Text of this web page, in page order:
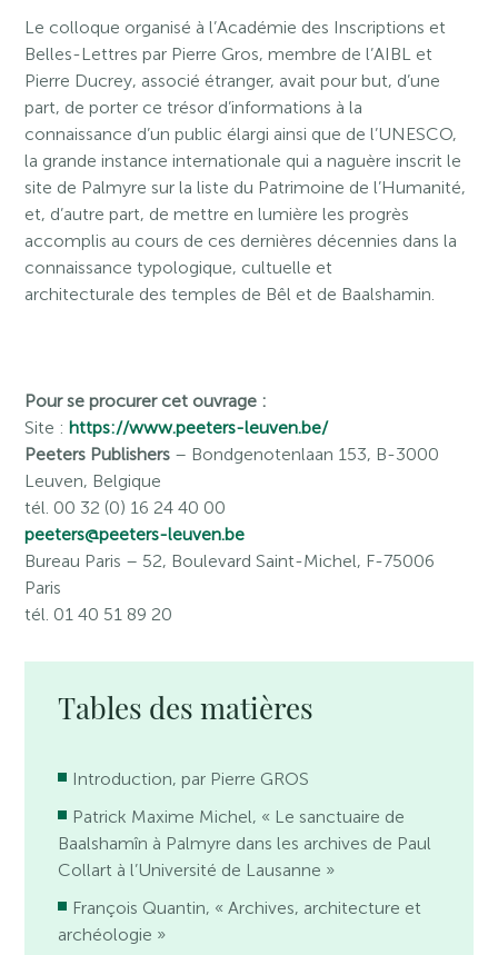
Le colloque organisé à l’Académie des Inscriptions et
Belles-Lettres par Pierre Gros, membre de l’AIBL et
Pierre Ducrey, associé étranger, avait pour but, d’une
part, de porter ce trésor d’informations à la
connaissance d’un public élargi ainsi que de l’UNESCO,
la grande instance internationale qui a naguère inscrit le
site de Palmyre sur la liste du Patrimoine de l’Humanité,
et, d’autre part, de mettre en lumière les progrès
accomplis au cours de ces dernières décennies dans la
connaissance typologique, cultuelle et
architecturale des temples de Bêl et de Baalshamin.
Pour se procurer cet ouvrage :
Site :https://www.peeters-leuven.be/
Peeters Publishers – Bondgenotenlaan 153, B-3000
Leuven, Belgique
tél. 00 32 (0) 16 24 40 00
peeters@peeters-leuven.be
Bureau Paris – 52, Boulevard Saint-Michel, F-75006
Paris
tél. 01 40 51 89 20
Tables des matières
Introduction, par Pierre GROS
Patrick Maxime Michel, « Le sanctuaire de
Baalshamîn à Palmyre dans les archives de Paul
Collart à l’Université de Lausanne »
François Quantin, « Archives, architecture et
archéologie »